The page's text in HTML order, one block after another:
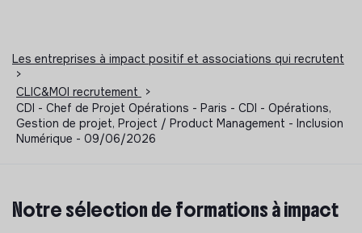
Les entreprises à impact positif et associations qui recrutent
>
CLIC&MOI recrutement
>
CDI - Chef de Projet Opérations - Paris - CDI - Opérations,
Gestion de projet, Project / Product Management - Inclusion
Numérique - 09/06/2026
Notre sélection de formations à impact